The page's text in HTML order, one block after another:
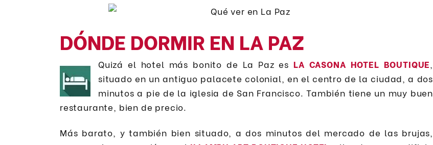
DÓNDE DORMIR EN LA PAZ
Quizá el hotel más bonito de La Paz esLA CASONA HOTEL BOUTIQUE
situado en un antiguo palacete colonial, en el centro de la ciudad, a dos
minutos a pie de la iglesia de San Francisco. También tiene un muy buen
restaurante, bien de precio.
Más barato, y también bien situado, a dos minutos del mercado de las brujas,